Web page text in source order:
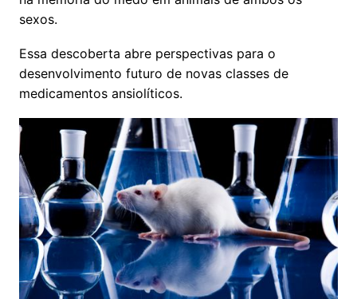
sexos.
Essa descoberta abre perspectivas para o
desenvolvimento futuro de novas classes de
medicamentos ansiolíticos.